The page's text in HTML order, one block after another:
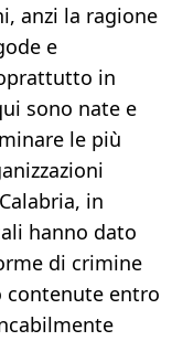
anzi la ragione
e
in
sono nate e
le più
in
hanno dato
di crimine
contenute entro